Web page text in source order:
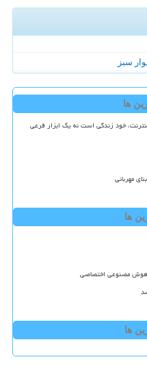
سبز
ها
خود زندگی است نه یک ابزار فرعی
مهربانی
ها
هوش مصنوعی اختصاصی
ها